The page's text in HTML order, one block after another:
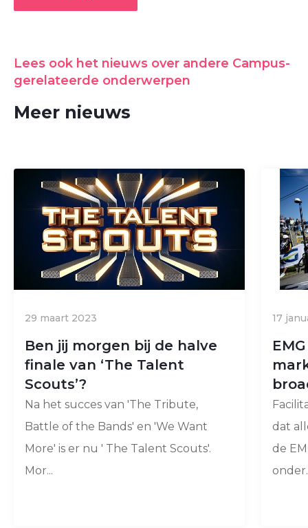
Lees ook het nieuws over andere Campus-
gerelateerde onderwerpen
Meer nieuws
29 maart 2023
Ben jij morgen bij de halve
finale van ‘The Talent
Scouts’?
Na het succes van 'The Tribute,
Battle of the Bands' en 'We Want
More' is er nu ' The Talent Scouts'.
Mor...
17
dat
de